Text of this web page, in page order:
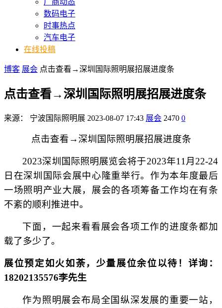
厂商动态
数码电子
时事热点
汽车电子
在线投稿
博客 展会 点击查看→深圳国际照明展招展进度条
点击查看→深圳国际照明展招展进度条
来源： 宁波国际照明展 2023-08-07 17:43 展会 2470 0
点击查看→深圳国际照明展招展进度条
2023深圳国际照明展览会将于2023年11月22-24
日在深圳国际会展中心隆重举行。作为本年度最后
一场照明产业大展，展会的各项筹备工作均在有条
不紊的顺利推进中。
下面，一起来看看展会各项工作的进度条都加
载了多少了。
展位预定如火如荼，少量展位余位以待！详询：
18202135576李先生
作为照明展会布局全国纵深发展的重要一站，